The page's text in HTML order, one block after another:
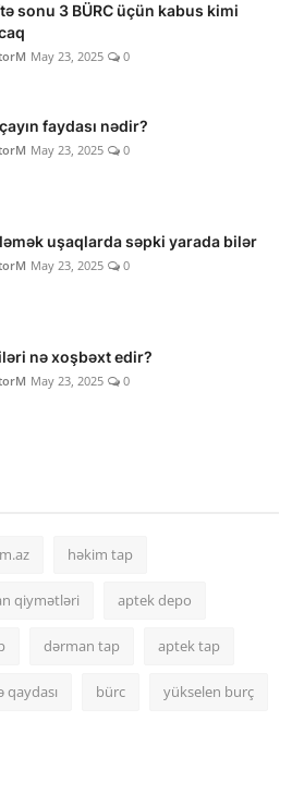
sonu 3 BÜRC üçün kabus kimi
May 23, 2025 0
faydası nədir?
May 23, 2025 0
uşaqlarda səpki yarada bilər
May 23, 2025 0
nə xoşbəxt edir?
May 23, 2025 0
həkim tap
qiymətləri aptek depo
dərman tap aptek tap
qaydası bürc yükselen burç